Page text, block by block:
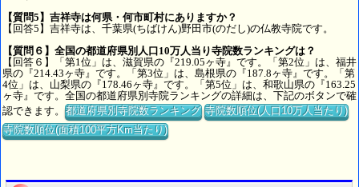
【質問5】吉祥寺は何県・何市町村にありますか？
【回答5】吉祥寺は、千葉県(ちばけん)野田市(のだし)の仏教寺院です。
【質問６】全国の都道府県別人口10万人当り寺院数ランキングは？
【回答６】「第1位」は、滋賀県の『219.05ヶ寺』です。「第2位」は、福井
県の『214.43ヶ寺』です。「第3位」は、島根県の『187.8ヶ寺』です。「第
4位」は、山梨県の『178.46ヶ寺』です。「第5位」は、和歌山県の『163.25
ヶ寺』です。全国の都道府県別寺院ランキングの詳細は、下記のボタンで確
認できます。都道府県別寺院数ランキング 寺院数順位(人口10万人当たり)
寺院数順位(面積100平方Km当たり)